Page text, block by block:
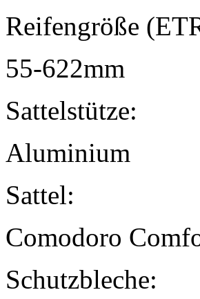
Reifengröße
55-622mm
Sattelstütze:
Aluminium
Sattel:
Comodoro
Schutzbleche: